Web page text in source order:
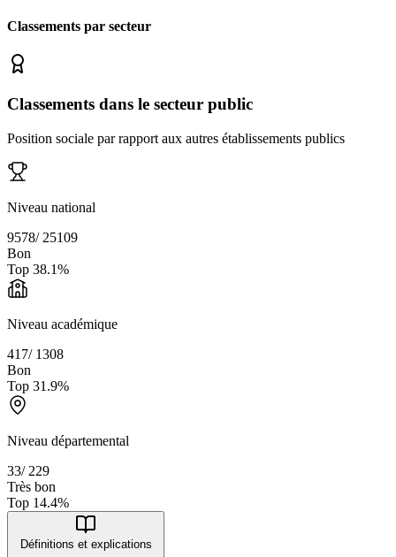
Classements par secteur
Classements dans le secteur public
Position sociale par rapport aux autres établissements publics
Niveau national
9578/ 25109
Bon
Top 38.1%
Niveau académique
417/ 1308
Bon
Top 31.9%
Niveau départemental
33/ 229
Très bon
Top 14.4%
Définitions et explications